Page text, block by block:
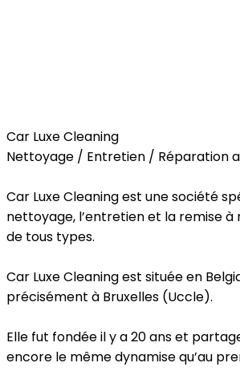
Car Luxe Cleaning
Nettoyage / Entretien / Réparation
Car Luxe Cleaning est une société
nettoyage, l’entretien et la remise à
de tous types.
Car Luxe Cleaning est située en
précisément à Bruxelles (Uccle).
Elle fut fondée il y a 20 ans et
encore le même dynamise qu’au